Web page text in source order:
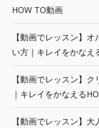
HOW TO動画
【動画でレッスン】
い方｜キレイをかなえ
【動画でレッスン】
｜キレイをかなえる
【動画でレッスン】